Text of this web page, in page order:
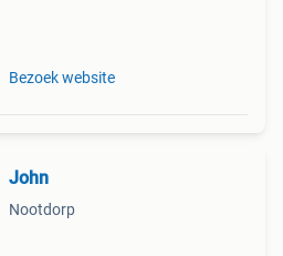
Bezoek website
John
Nootdorp